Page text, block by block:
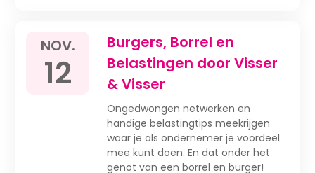
NOV.
12
Burgers, Borrel en
Belastingen door Visser
& Visser
Ongedwongen netwerken en
handige belastingtips meekrijgen
waar je als ondernemer je voordeel
mee kunt doen. En dat onder het
genot van een borrel en burger!